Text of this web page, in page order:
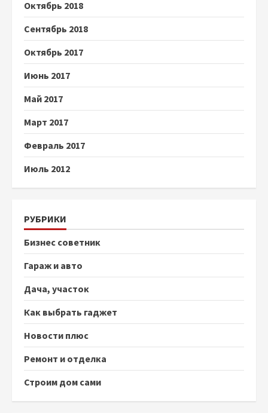
Октябрь 2018
Сентябрь 2018
Октябрь 2017
Июнь 2017
Май 2017
Март 2017
Февраль 2017
Июль 2012
РУБРИКИ
Бизнес советник
Гараж и авто
Дача, участок
Как выбрать гаджет
Новости плюс
Ремонт и отделка
Строим дом сами